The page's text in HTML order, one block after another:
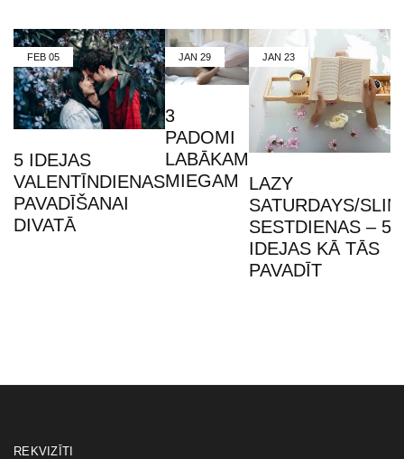
FEB 05
5 IDEJAS
VALENTĪNDIENAS
PAVADĪŠANAI
DIVATĀ
JAN 29
3
PADOMI
LABĀKAM
MIEGAM
JAN 23
LAZY
SATURDAYS/
SESTDIENAS – 5
IDEJAS KĀ TĀS
PAVADĪT
REKVIZĪTI